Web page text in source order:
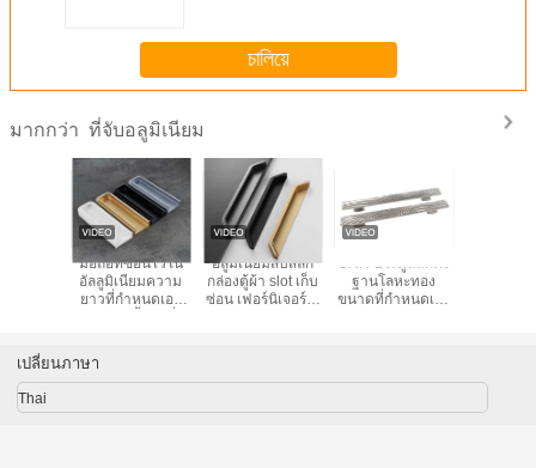
চালিয়ে
มากกว่า ที่จับอลูมิเนียม
มือถือที่ซ่อนไว้ใน
อัลลูมิเนียมความ
ยาวที่กําหนดเอง
อลูมิเนียมสับสลัก
กล่องตู้ผ้า slot เก็บ
ซ่อน เฟอร์นิเจอร์ ตู้
GRH ประตูหลักดึง
ฐานโลหะทอง
ขนาดที่กําหนดเอง
เปลี่ยนภาษา
Thai